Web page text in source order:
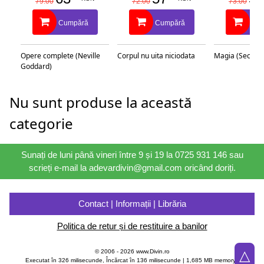
Cumpără
Opere complete (Neville
Goddard)
Cumpără
Corpul nu uita niciodata Magia
Nu sunt produse la această
categorie
Sunați de luni până vineri între 9 și 19 la 0725 931 146 sau
scrieți e-mail la adevardivin@gmail.com oricând doriți.
Contact | Informații | Librăria
Politica de retur și de restituire a banilor
© 2006 - 2026 www.Divin.ro
Executat în 326 milisecunde, Încărcat în 136 milisecunde | 1,685 MB memory | △